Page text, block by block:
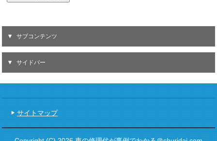
サブコンテンツ
サイドバー
サイトマップ